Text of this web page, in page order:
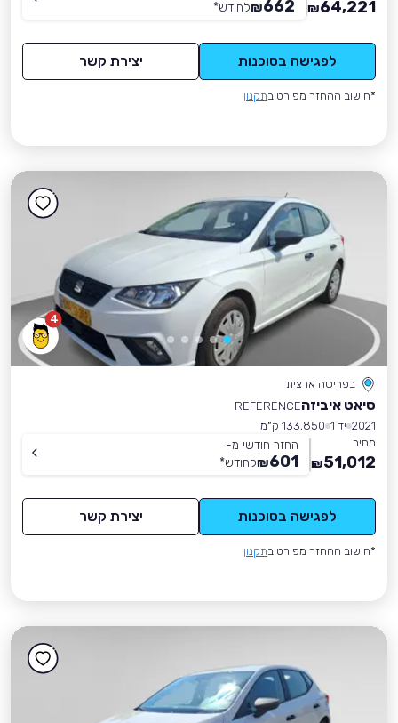
64,221
₪
662
₪לחודש*
לפגישה בסוכנות יצירת קשר
*חישוב ההחזר מפורט בתקנון
4
בפריסה ארצית
סיאט איביזהREFERENCE
2021 יד 1
133,850 ק״מ
מחיר
51,012
₪
החזר חודשי מ-
601
₪לחודש*
לפגישה בסוכנות יצירת קשר
*חישוב ההחזר מפורט בתקנון